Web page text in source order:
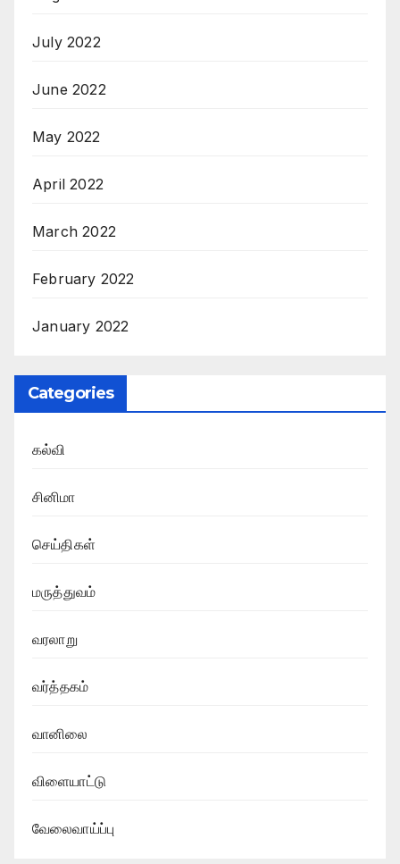
July 2022
June 2022
May 2022
April 2022
March 2022
February 2022
January 2022
Categories
கல்வி
சினிமா
செய்திகள்
மருத்துவம்
வரலாறு
வர்த்தகம்
வானிலை
விளையாட்டு
வேலைவாய்ப்பு